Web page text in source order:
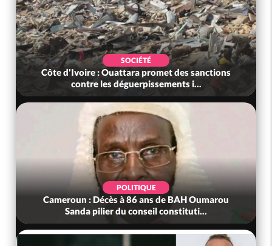
SOCIÉTÉ
Côte d'Ivoire : Ouattara promet des sanctions
contre les déguerpissements i...
POLITIQUE
Cameroun : Décès à 86 ans de BAH Oumarou
Sanda pilier du conseil constituti...